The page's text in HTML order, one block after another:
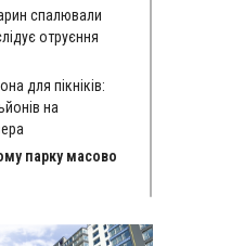
спалювали
отруєння
для пікніків:
на
парку масово
чоловіків до